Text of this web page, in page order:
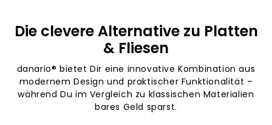
Die clevere Alternative zu Platten
& Fliesen
danario® bietet Dir eine innovative Kombination aus
modernem Design und praktischer Funktionalität –
während Du im Vergleich zu klassischen Materialien
bares Geld sparst.